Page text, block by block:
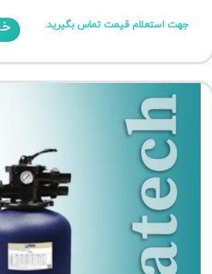
جهت استعلام قیمت تماس بگیرید.